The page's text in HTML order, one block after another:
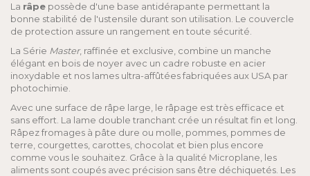
La râpe possède d'une base antidérapante permettant la
bonne stabilité de l'ustensile durant son utilisation. Le couvercle
de protection assure un rangement en toute sécurité.
La Série Master, raffinée et exclusive, combine un manche
élégant en bois de noyer avec un cadre robuste en acier
inoxydable et nos lames ultra-affûtées fabriquées aux USA par
photochimie.
Avec une surface de râpe large, le râpage est très efficace et
sans effort. La lame double tranchant crée un résultat fin et long.
Râpez fromages à pâte dure ou molle, pommes, pommes de
terre, courgettes, carottes, chocolat et bien plus encore
comme vous le souhaitez. Grâce à la qualité Microplane, les
aliments sont coupés avec précision sans être déchiquetés. Les